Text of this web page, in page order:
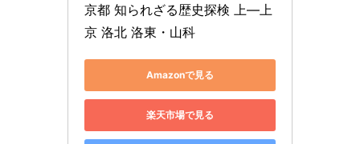
京都 知られざる歴史探検 上―上
京 洛北 洛東・山科
Amazonで見る
楽天市場で見る